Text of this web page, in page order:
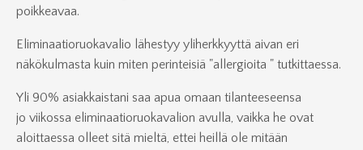
poikkeavaa.
Eliminaatioruokavalio lähestyy yliherkkyyttä aivan eri
näkökulmasta kuin miten perinteisiä "allergioita " tutkittaessa.
Yli 90% asiakkaistani saa apua omaan tilanteeseensa
jo viikossa eliminaatioruokavalion avulla, vaikka he ovat
aloittaessa olleet sitä mieltä, ettei heillä ole mitään